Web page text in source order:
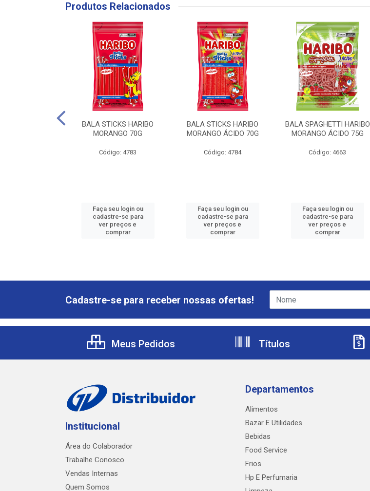
Produtos Relacionados
BALA STICKS HARIBO
MORANGO 70G
Código: 4783
Faça seu login ou
cadastre-se para
ver preços e
comprar
BALA STICKS HARIBO
MORANGO ÁCIDO 70G
Código: 4784
Faça seu login ou
cadastre-se para
ver preços e
comprar
BALA SPAGHETTI HARIBO
MORANGO ÁCIDO 75G
Código: 4663
Faça seu login ou
cadastre-se para
ver preços e
comprar
Cadastre-se para receber nossas ofertas!
Meus Pedidos Títulos
Institucional
Área do Colaborador
Trabalhe Conosco
Vendas Internas
Quem Somos
Departamentos
Alimentos
Bazar E Utilidades
Bebidas
Food Service
Frios
Hp E Perfumaria